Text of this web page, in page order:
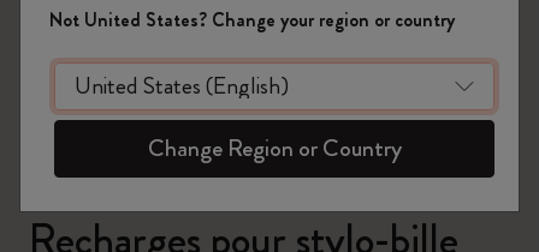
zoom.cta
Not United States? Change your region or country
Change Region or Country